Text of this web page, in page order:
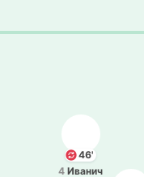
46'
4 Иванич